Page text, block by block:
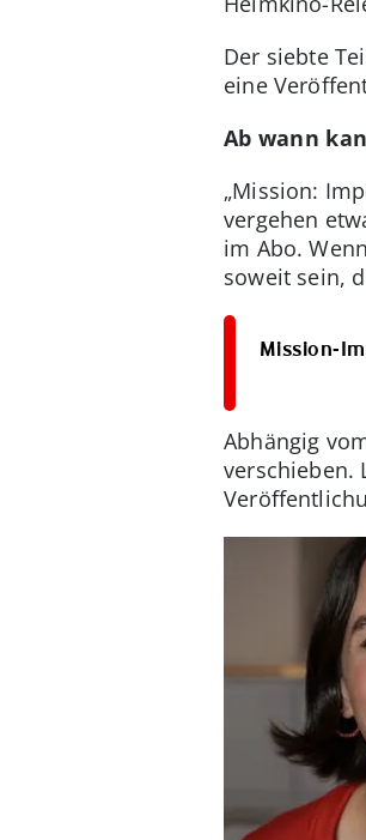
Der siebte
eine
Ab wann
„Mission:
vergehen
im Abo.
soweit sein,
Mission-
Abhängig
verschieben.